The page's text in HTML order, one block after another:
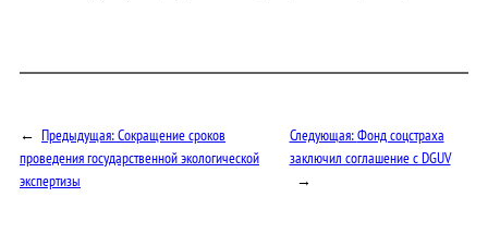
← Предыдущая:Сокращение сроков
проведения государственной экологической
экспертизы
Следующая:Фонд соцстраха
заключил соглашение с DGUV
→